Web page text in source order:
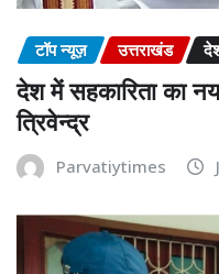
टॉप न्यूज़ उत्तराखंड
देश में सहकारिता का
त्रिवेन्द्र
Parvatiytimes